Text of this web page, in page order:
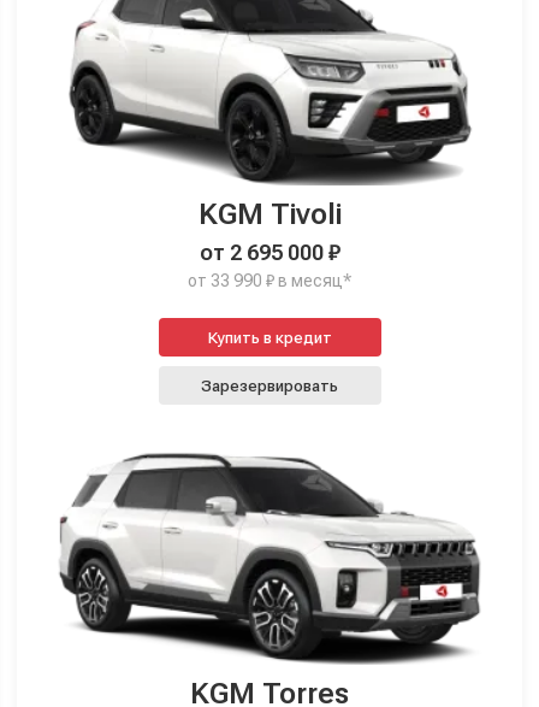
KGM Tivoli
от 2 695 000 ₽
от 33 990 ₽ в месяц*
Купить в кредит
Зарезервировать
KGM Torres